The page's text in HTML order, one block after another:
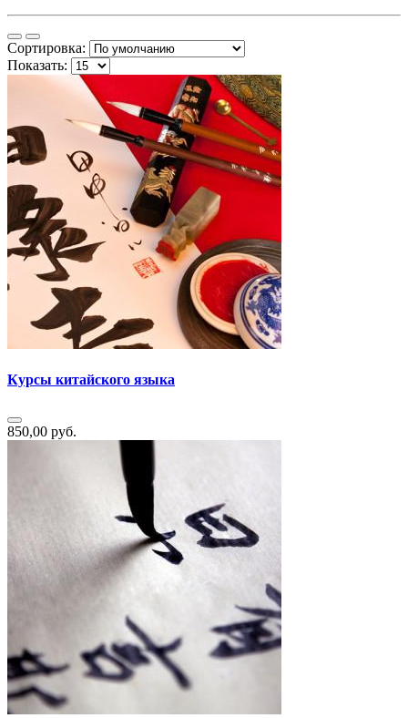
Сортировка:
Показать:
Курсы китайского языка
850,00 руб.